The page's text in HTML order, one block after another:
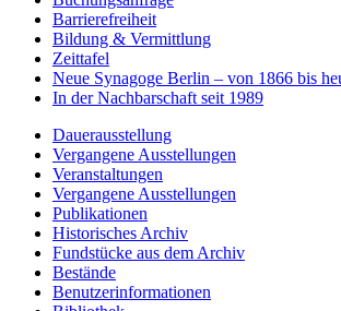
Barrierefreiheit
Bildung & Vermittlung
Zeittafel
Neue Synagoge Berlin – von 1866 bis
In der Nachbarschaft seit 1989
Dauerausstellung
Vergangene Ausstellungen
Veranstaltungen
Vergangene Ausstellungen
Publikationen
Historisches Archiv
Fundstücke aus dem Archiv
Bestände
Benutzerinformationen